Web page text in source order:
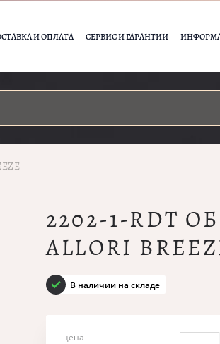
И ОПЛАТА СЕРВИС И ГАРАНТИИ
2202-1-RDT
ALLORI
В наличии на складе
цена